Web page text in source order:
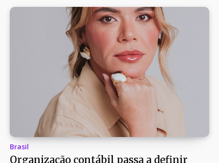
Brasil
Organização contábil passa a definir